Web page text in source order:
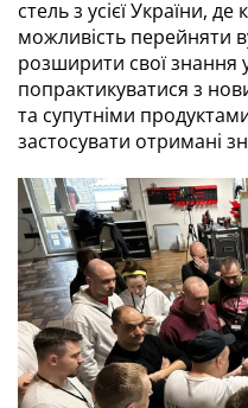
стель з усієї України,
можливість перейняти
розширити свої знання у
попрактикуватися з
та супутніми
застосувати отримані